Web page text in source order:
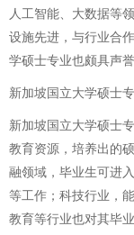
人工智能、大数据等
设施先进，与行业合
学硕士专业也颇具声
新加坡国立大学硕士
新加坡国立大学硕士
教育资源，培养出的
融领域，毕业生可进
等工作；科技行业，
教育等行业也对其毕